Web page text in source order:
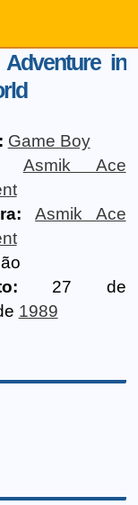
in
Game Boy
Asmik Ace
Asmik Ace
27 de
1989